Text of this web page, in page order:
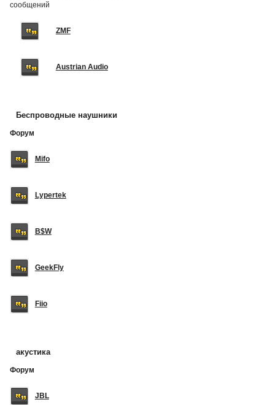
ZMF
Austrian Audio
Беспроводные наушники
Форум
Mifo
Lypertek
B$W
GeekFly
Fiio
акустика
Форум
JBL